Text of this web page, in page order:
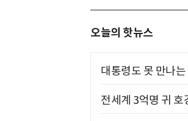
오늘의 핫뉴스
대통령도 못 만나
전세계 3억명 귀